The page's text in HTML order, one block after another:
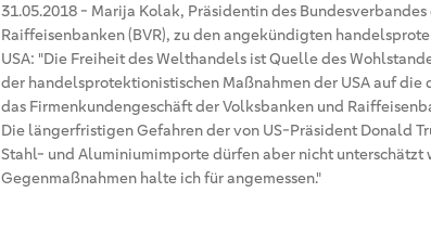
31.05.2018 - Marija Kolak, Präsidentin des
Raiffeisenbanken (BVR), zu den angekündigten
USA: "Die Freiheit des Welthandels ist Quelle des
der handelsprotektionistischen Maßnahmen der USA auf
das Firmenkundengeschäft der Volksbanken und
Die längerfristigen Gefahren der von US-Präsident Donald
Stahl- und Aluminiumimporte dürfen aber nicht
Gegenmaßnahmen halte ich für angemessen."